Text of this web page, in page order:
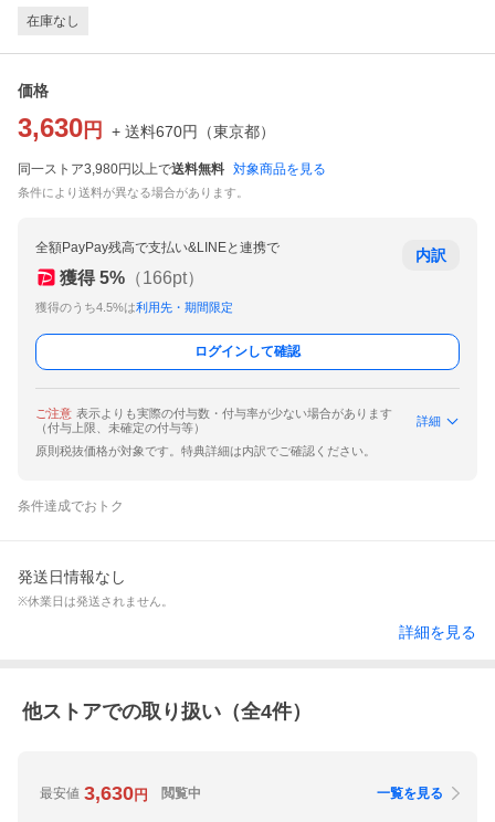
在庫なし
価格
3,630 円 + 送料670円 （東京都）
同一ストア3,980円以上で送料無料 対象商品を見る
条件により送料が異なる場合があります。
全額PayPay残高で支払い&LINEと連携で
獲得 5% （166pt）
獲得のうち4.5%は利用先・期間限定
内訳
ログインして確認
ご注意 表示よりも実際の付与数・付与率が少ない場合があります
（付与上限、未確定の付与等）
詳細
原則税抜価格が対象です。特典詳細は内訳でご確認ください。
条件達成でおトク
発送日情報なし
※休業日は発送されません。
詳細を見る
他ストアでの取り扱い（全4件）
最安値 3,630円 閲覧中 一覧を見る